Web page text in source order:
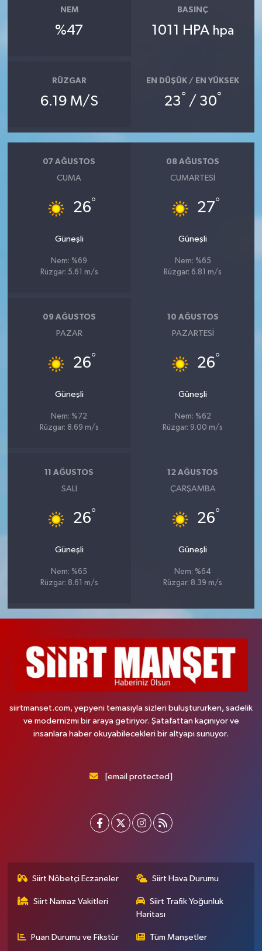
NEM
%47
BASINÇ
1011 HPA hpa
RÜZGAR
6.19 M/S
EN DÜŞÜK / EN YÜKSEK
23° / 30°
07 AĞUSTOS
CUMA
26°
Güneşli
Nem: %69
Rüzgar: 5.61 m/s
08 AĞUSTOS
CUMARTESI
27°
Güneşli
Nem: %65
Rüzgar: 6.81 m/s
09 AĞUSTOS
PAZAR
26°
Güneşli
Nem: %72
Rüzgar: 8.69 m/s
10 AĞUSTOS
PAZARTESI
26°
Güneşli
Nem: %62
Rüzgar: 9.00 m/s
11 AĞUSTOS
SALI
26°
Güneşli
Nem: %65
Rüzgar: 8.61 m/s
12 AĞUSTOS
ÇARŞAMBA
26°
Güneşli
Nem: %64
Rüzgar: 8.39 m/s
siirtmanset.com, yepyeni temasıyla sizleri buluştururken, sadelik
ve modernizmi bir araya getiriyor. Şatafattan kaçınıyor ve
insanlara haber okuyabilecekleri bir altyapı sunuyor.
[email protected]
Siirt Nöbetçi Eczaneler Siirt Hava Durumu
Siirt Namaz Vakitleri
Siirt Trafik Yoğunluk
Haritası
Puan Durumu ve Fikstür Tüm Manşetler